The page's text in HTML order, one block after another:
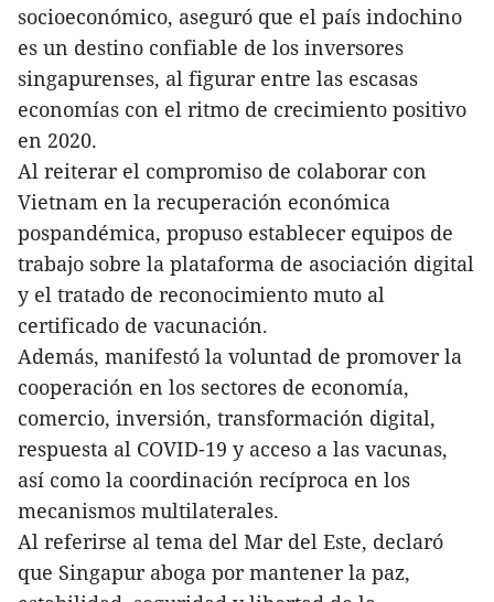
socioeconómico, aseguró que el país indochino
es un destino confiable de los inversores
singapurenses, al figurar entre las escasas
economías con el ritmo de crecimiento positivo
en 2020.
Al reiterar el compromiso de colaborar con
Vietnam en la recuperación económica
pospandémica, propuso establecer equipos de
trabajo sobre la plataforma de asociación digital
y el tratado de reconocimiento muto al
certificado de vacunación.
Además, manifestó la voluntad de promover la
cooperación en los sectores de economía,
comercio, inversión, transformación digital,
respuesta al COVID-19 y acceso a las vacunas,
así como la coordinación recíproca en los
mecanismos multilaterales.
Al referirse al tema del Mar del Este, declaró
que Singapur aboga por mantener la paz,